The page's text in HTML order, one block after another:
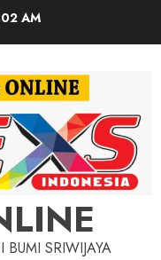
AM
SRIWIJAYA